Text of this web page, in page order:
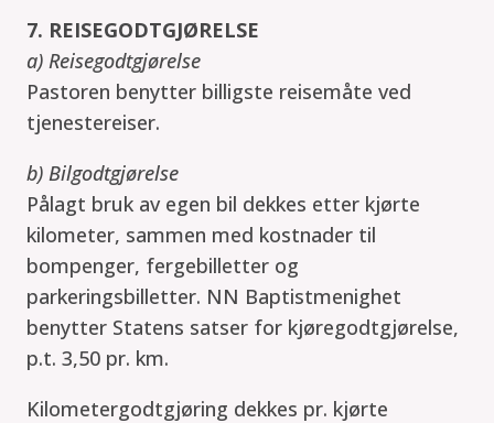
7. REISEGODTGJØRELSE
a) Reisegodtgjørelse
Pastoren benytter billigste reisemåte ved
tjenestereiser.
b) Bilgodtgjørelse
Pålagt bruk av egen bil dekkes etter kjørte
kilometer, sammen med kostnader til
bompenger, fergebilletter og
parkeringsbilletter. NN Baptistmenighet
benytter Statens satser for kjøregodtgjørelse,
p.t. 3,50 pr. km.
Kilometergodtgjøring dekkes pr. kjørte